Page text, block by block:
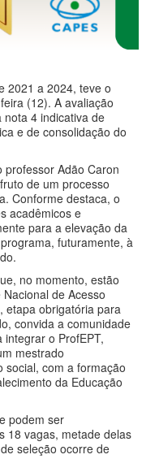
2021 a 2024, teve o
(12). A avaliação
nota 4 indicativa de
e de consolidação do
Adão Caron
de um processo
Conforme destaca, o
acadêmicos e
para a elevação da
futuramente, à
no momento, estão
de Acesso
etapa obrigatória para
convida a comunidade
o ProfEPT,
mestrado
social, com a formação
da Educação
podem ser
18 vagas, metade delas
seleção ocorre de